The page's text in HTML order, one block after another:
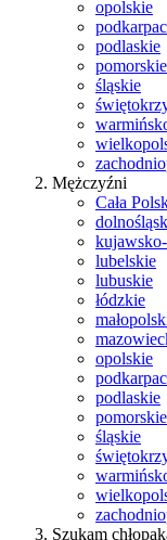
opolskie
podlaskie
pomorskie
śląskie
Mężczyźni
Cała
lubelskie
lubuskie
łódzkie
opolskie
podlaskie
pomorskie
śląskie
Szukam